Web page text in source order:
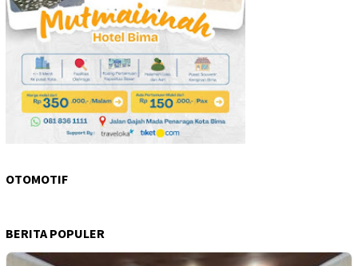
OTOMOTIF
BERITA POPULER